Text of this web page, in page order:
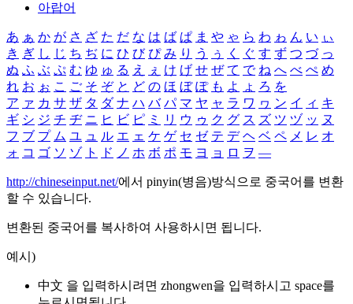
아랍어
あ ぁ か が さ ざ た だ な は ば ぱ ま や ゃ ら わ ゎ ん い ぃ
き ぎ し じ ち ぢ に ひ び ぴ み り う ぅ く ぐ す ず つ づ っ
ぬ ふ ぶ ぷ む ゆ ゅ る え ぇ け げ せ ぜ て で ね へ べ ぺ め
れ お ぉ こ ご そ ぞ と ど の ほ ぼ ぽ も よ ょ ろ を
ア ァ カ サ ザ タ ダ ナ ハ バ パ マ ヤ ャ ラ ワ ヮ ン イ ィ キ
ギ シ ジ チ ヂ ニ ヒ ビ ピ ミ リ ウ ゥ ク グ ス ズ ツ ヅ ッ ヌ
フ ブ プ ム ユ ュ ル エ ェ ケ ゲ セ ゼ テ デ ヘ ベ ペ メ レ オ
ォ コ ゴ ソ ゾ ト ド ノ ホ ボ ポ モ ヨ ョ ロ ヲ ―
http://chineseinput.net/에서 pinyin(병음)방식으로 중국어를 변환
할 수 있습니다.
변환된 중국어를 복사하여 사용하시면 됩니다.
예시)
中文 을 입력하시려면 zhongwen을 입력하시고 space를